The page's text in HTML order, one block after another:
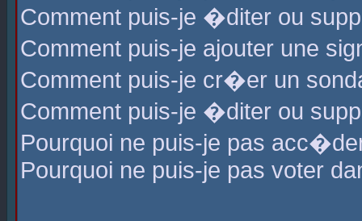
Comment puis-je �diter ou
Comment puis-je ajouter une
Comment puis-je cr�er un
Comment puis-je �diter ou
Pourquoi ne puis-je pas
Pourquoi ne puis-je pas voter